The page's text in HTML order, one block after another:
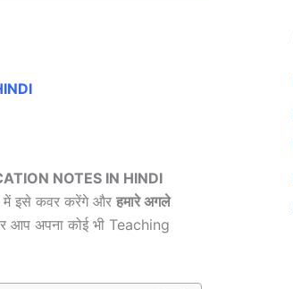
NOTES IN HINDI
इसे कवर करेंगे और हमारे अगले
आप अपना कोई भी Teaching